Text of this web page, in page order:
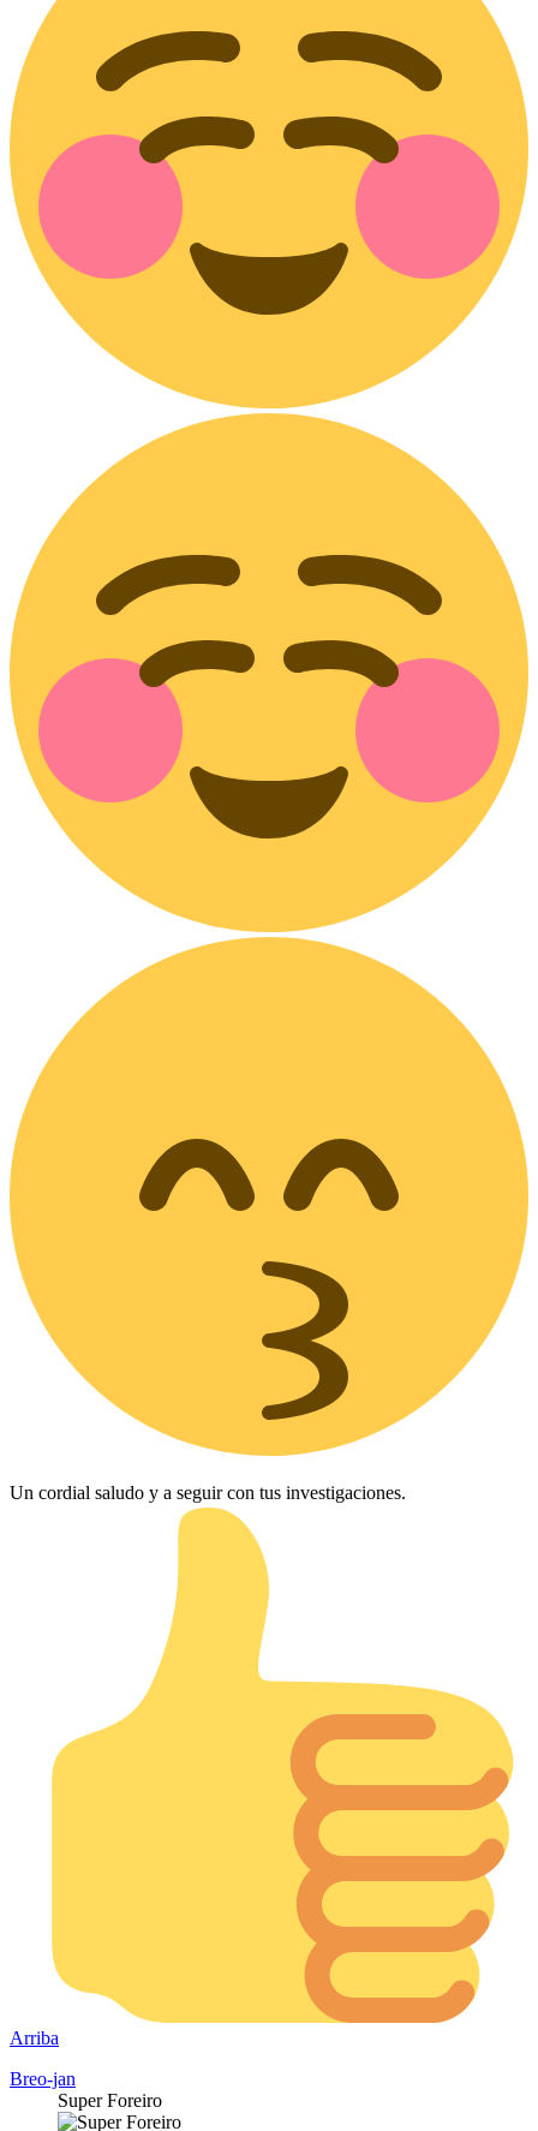
Un cordial saludo y a seguir con tus investigaciones.
Arriba
Breo-jan
Super Foreiro